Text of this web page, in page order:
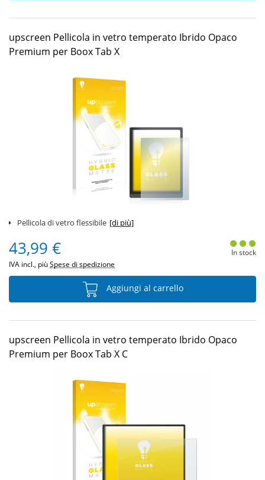
upscreen Pellicola in vetro temperato Ibrido Opaco
Premium per Boox Tab X
Pellicola di vetro flessibile [di più]
43,99 €
IVA incl., piùSpese di spedizione
In stock
Aggiungi al carrello
upscreen Pellicola in vetro temperato Ibrido Opaco
Premium per Boox Tab X C